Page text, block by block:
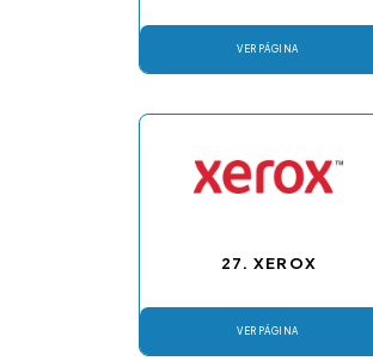
VER PÁGINA
VER PÁGINA
27. XEROX